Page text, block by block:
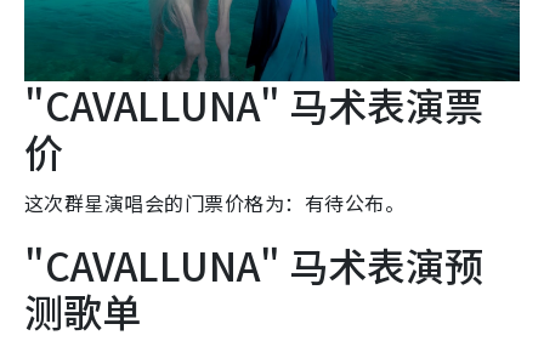
"CAVALLUNA" 马术表演票
价
这次群星演唱会的门票价格为：有待公布。
"CAVALLUNA" 马术表演预
测歌单